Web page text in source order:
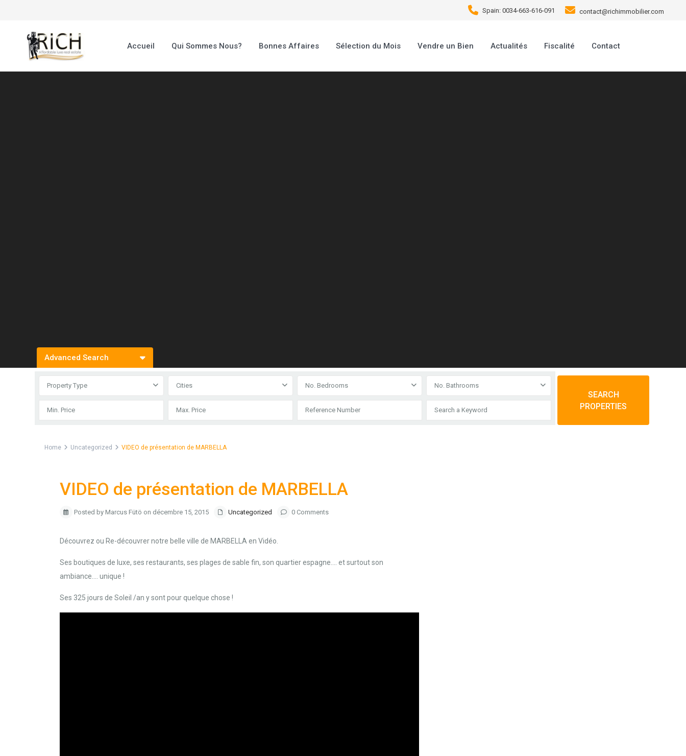
Spain: 0034-663-616-091 contact@richimmobilier.com
Accueil Qui Sommes Nous? Bonnes Affaires Sélection du Mois Vendre un Bien Actualités Fiscalité Contact
Advanced Search
Property Type Cities No. Bedrooms No. Bathrooms
SEARCH
PROPERTIES
Home Uncategorized VIDEO de présentation de MARBELLA
VIDEO de présentation de MARBELLA
Posted by Marcus Fütö on décembre 15, 2015 Uncategorized 0 Comments
Découvrez ou Re-découvrer notre belle ville de MARBELLA en Vidéo.
Ses boutiques de luxe, ses restaurants, ses plages de sable fin, son quartier espagne…. et surtout son
ambiance…. unique !
Ses 325 jours de Soleil /an y sont pour quelque chose !